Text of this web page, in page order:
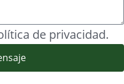
de privacidad.